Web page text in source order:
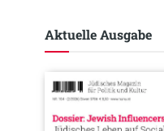
Aktuelle Ausgabe​